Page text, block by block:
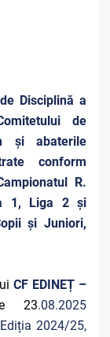
Disciplină a
de
și abaterile
conform
R.
1, Liga 2 și
și Juniori,
CF EDINEȚ –
23.08.2025
2024/25,